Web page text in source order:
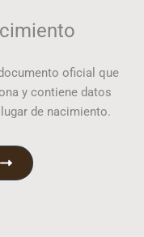
oficial que
y contiene datos
de nacimiento.